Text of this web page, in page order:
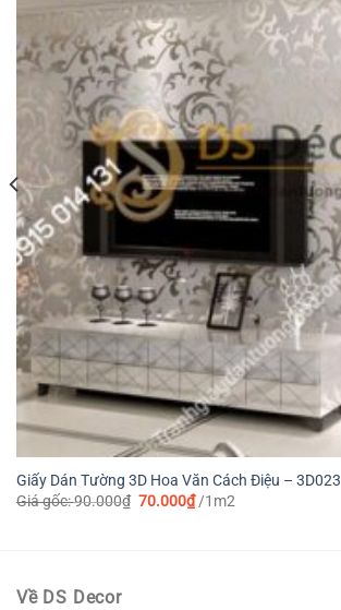
Giấy Dán Tường 3D Hoa Văn Cách Điệu – 3D023
Giá gốc:90.000₫ Giá
70.000₫Giá
hiện
/1m2
Về DS Decor